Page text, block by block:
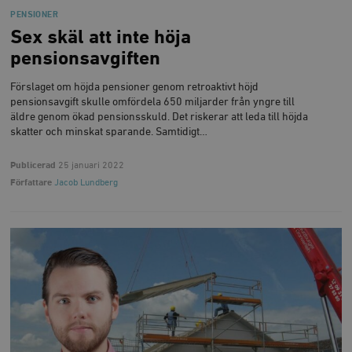
PENSIONER
Sex skäl att inte höja
pensionsavgiften
Förslaget om höjda pensioner genom retroaktivt höjd
pensionsavgift skulle omfördela 650 miljarder från yngre till
äldre genom ökad pensionsskuld. Det riskerar att leda till höjda
skatter och minskat sparande. Samtidigt…
Publicerad 25 januari 2022
Författare Jacob Lundberg
woocommerce_cart_hash
_hjFirstSeen
Hotjar Ltd
.timbro.se
woocommerce_items_in_cart
Automattic
timbro.se
wp_woocommerce_session_[abcdef0123456789]
{32}
timbro.se